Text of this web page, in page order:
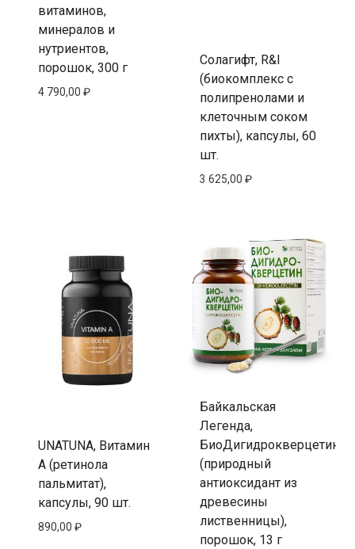
витаминов,
минералов и
нутриентов,
порошок, 300 г
4 790,00 ₽
Солагифт, R&I
(биокомплекс с
полипренолами и
клеточным соком
пихты), капсулы, 60
шт.
3 625,00 ₽
UNATUNA, Витамин
А (ретинола
пальмитат),
капсулы, 90 шт.
890,00 ₽
Байкальская
Легенда,
БиоДигидрокверцетин
(природный
антиоксидант из
древесины
лиственницы),
порошок, 13 г